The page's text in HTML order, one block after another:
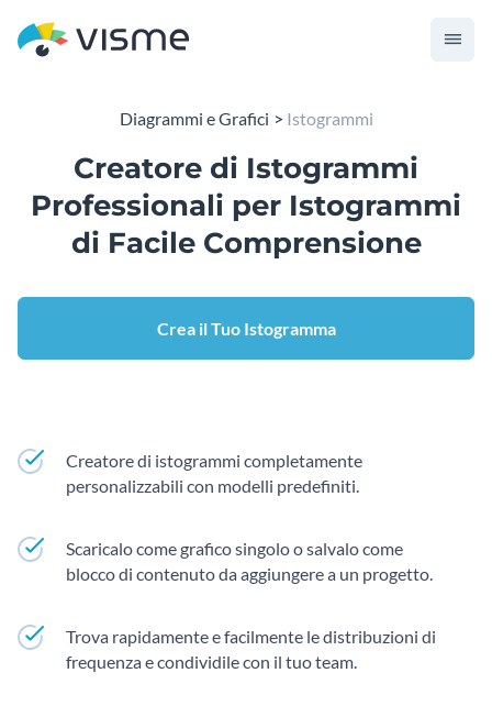
Diagrammi e Grafici Istogrammi
Creatore di Istogrammi
Professionali per Istogrammi
di Facile Comprensione
Crea il Tuo Istogramma
Creatore di istogrammi completamente
personalizzabili con modelli predefiniti.
Scaricalo come grafico singolo o salvalo come
blocco di contenuto da aggiungere a un progetto.
Trova rapidamente e facilmente le distribuzioni di
frequenza e condividile con il tuo team.